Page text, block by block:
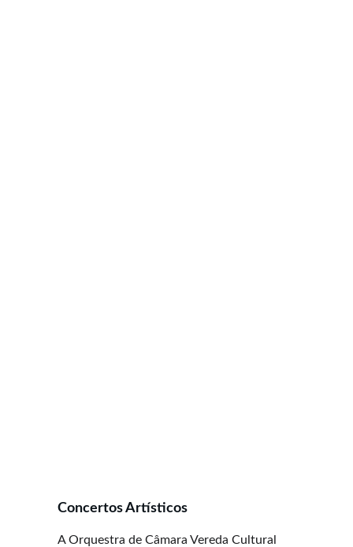
Concertos Artísticos
A Orquestra de Câmara Vereda Cultural